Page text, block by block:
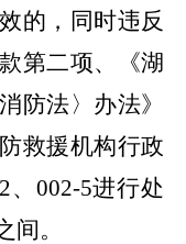
的，同时违反
第二项、《湖
防法〉 办法》
救援机构行政
、 002-5进行处
间。